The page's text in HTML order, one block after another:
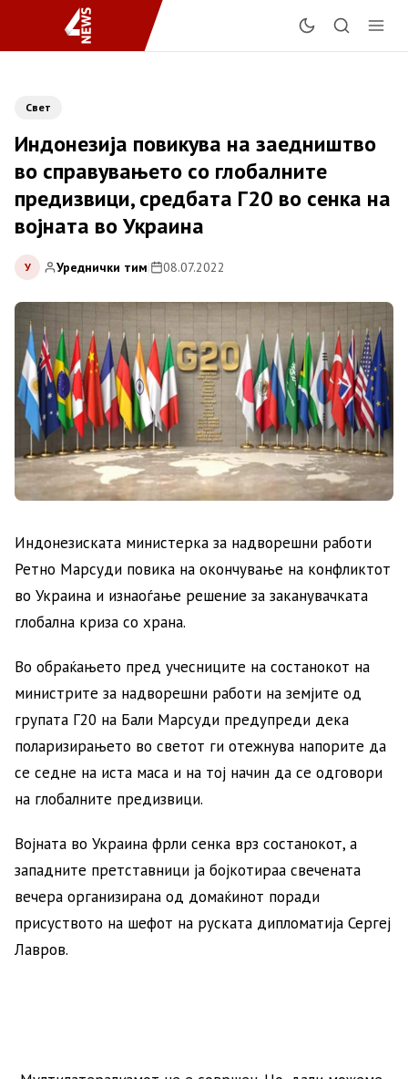
Свет
Индонезија повикува на заедништво
во справувањето со глобалните
предизвици, средбата Г20 во сенка на
војната во Украина
У Уреднички тим| 08.07.2022
Индонезиската министерка за надворешни работи
Ретно Марсуди повика на окончување на конфликтот
во Украина и изнаоѓање решение за заканувачката
глобална криза со храна.
Во обраќањето пред учесниците на состанокот на
министрите за надворешни работи на земјите од
групата Г20 на Бали Марсуди предупреди дека
поларизирањето во светот ги отежнува напорите да
се седне на иста маса и на тој начин да се одговори
на глобалните предизвици.
Војната во Украина фрли сенка врз состанокот, а
западните претставници ја бојкотираа свечената
вечера организирана од домаќинот поради
присуството на шефот на руската дипломатија Сергеј
Лавров.